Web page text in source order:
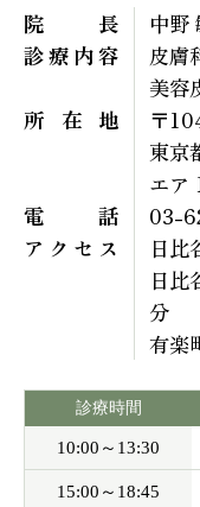
院長
中野
診療内容
皮膚
美容
所在地
〒
東京
エア
電話
03-
アクセス
日比
日比
分
有楽